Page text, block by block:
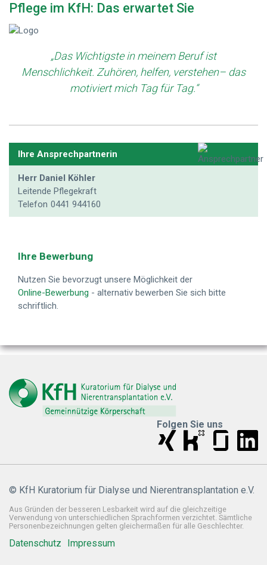
Pflege im KfH: Das erwartet Sie
„Das Wichtigste in meinem Beruf ist
Menschlichkeit. Zuhören, helfen, verstehen– das
motiviert mich Tag für Tag.“
Ihre Ansprechpartnerin
Herr Daniel Köhler
Leitende Pflegekraft
Telefon 0441 944160
Ihre Bewerbung
Nutzen Sie bevorzugt unsere Möglichkeit der
Online-Bewerbung - alternativ bewerben Sie sich bitte
schriftlich.
Folgen Sie uns
© KfH Kuratorium für Dialyse und Nierentransplantation e.V.
Aus Gründen der besseren Lesbarkeit wird auf die gleichzeitige
Verwendung von unterschiedlichen Sprachformen verzichtet. Sämtliche
Personenbezeichnungen gelten gleichermaßen für alle Geschlechter.
Datenschutz Impressum